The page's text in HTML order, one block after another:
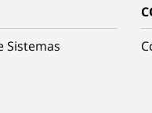
Sistemas